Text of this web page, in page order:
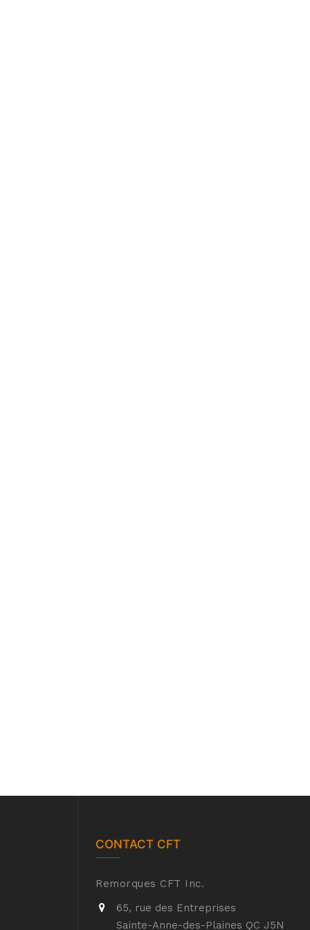
CONTACT CFT
Remorques CFT Inc.
65, rue des Entreprises
Sainte-Anne-des-Plaines QC J5N